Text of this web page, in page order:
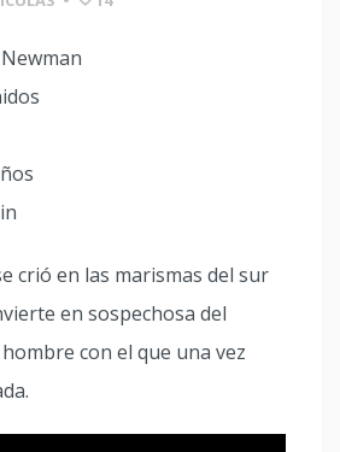
crió en las marismas del sur
en sospechosa del
con el que una vez